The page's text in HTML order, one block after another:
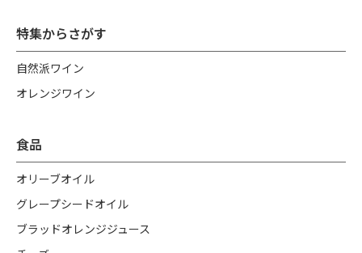
特集からさがす
自然派ワイン
オレンジワイン
食品
オリーブオイル
グレープシードオイル
ブラッドオレンジジュース